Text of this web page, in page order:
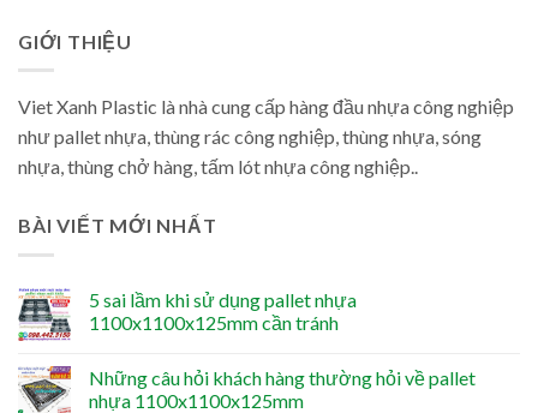
GIỚI THIỆU
Viet Xanh Plastic là nhà cung cấp hàng đầu nhựa công nghiệp
như pallet nhựa, thùng rác công nghiệp, thùng nhựa, sóng
nhựa, thùng chở hàng, tấm lót nhựa công nghiệp..
BÀI VIẾT MỚI NHẤT
5 sai lầm khi sử dụng pallet nhựa
1100x1100x125mm cần tránh
Những câu hỏi khách hàng thường hỏi về pallet
nhựa 1100x1100x125mm